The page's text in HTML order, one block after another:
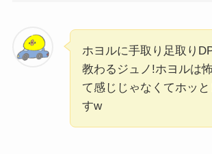
ホヨルに手取り足取り
教わるジュノ!ホヨルは
て感じじゃなくてホッ
すw